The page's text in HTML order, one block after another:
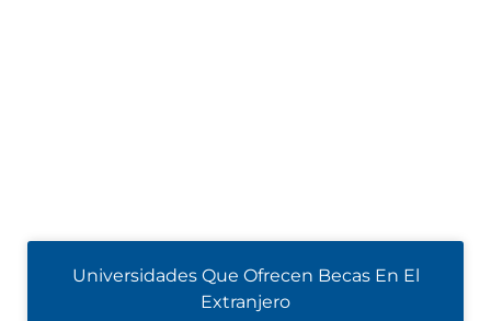
Universidades Que Ofrecen Becas En El
Extranjero